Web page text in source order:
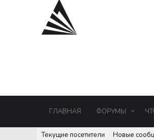
ГЛАВНАЯ ФОРУМЫ
Текущие посетители Новые